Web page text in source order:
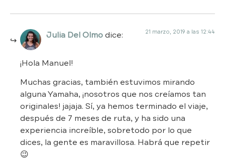
Julia Del Olmodice: 21 marzo, 2019 a las 12:44
¡Hola Manuel!
Muchas gracias, también estuvimos mirando
alguna Yamaha, ¡nosotros que nos creíamos tan
originales! jajaja. Sí, ya hemos terminado el viaje,
después de 7 meses de ruta, y ha sido una
experiencia increíble, sobretodo por lo que
dices, la gente es maravillosa. Habrá que repetir
😉